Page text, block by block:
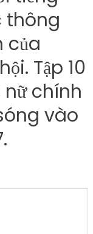
thông
của
Tập 10
chính
vào